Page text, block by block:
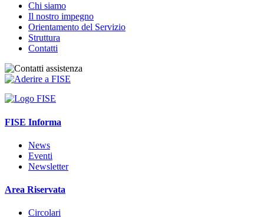
Chi siamo
Il nostro impegno
Orientamento del Servizio
Struttura
Contatti
FISE Informa
News
Eventi
Newsletter
Area Riservata
Circolari